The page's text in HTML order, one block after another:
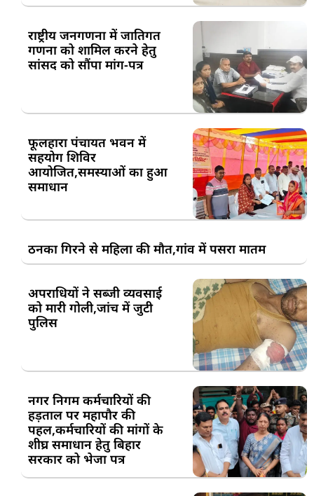
राष्ट्रीय जनगणना में जातिगत
गणना को शामिल करने हेतु
सांसद को सौंपा मांग-पत्र
फूलहारा पंचायत भवन में
सहयोग शिविर
आयोजित,समस्याओं का हुआ
समाधान
ठनका गिरने से महिला की मौत,गांव में पसरा मातम
अपराधियों ने सब्जी व्यवसाई
को मारी गोली,जांच में जुटी
पुलिस
नगर निगम कर्मचारियों की
हड़ताल पर महापौर की
पहल,कर्मचारियों की मांगों के
शीघ्र समाधान हेतु बिहार
सरकार को भेजा पत्र